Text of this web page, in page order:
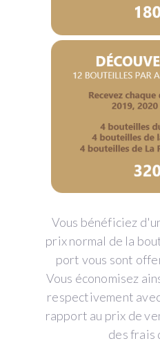
Vous bénéficiez
prix normal de la
port vous sont
Vous économisez
respectivement
rapport au prix de
des frais